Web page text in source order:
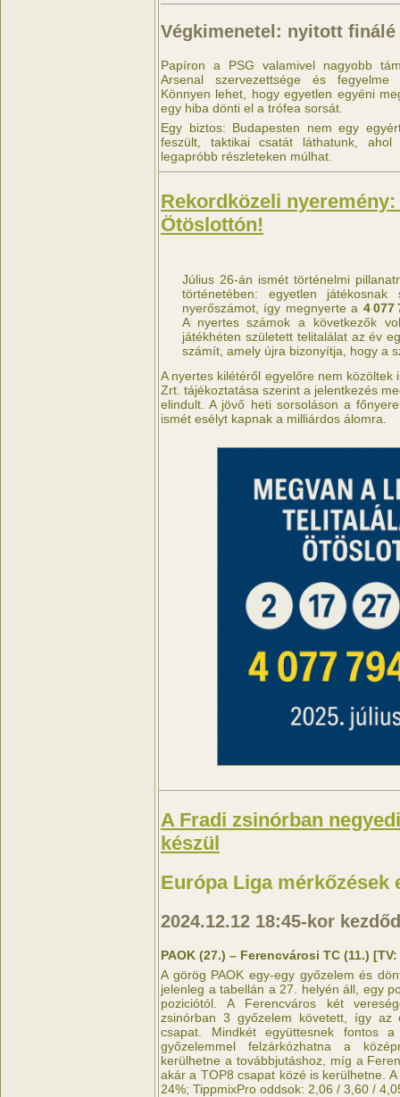
Végkimenetel: nyitott finálé
Papíron a PSG valamivel nagyobb
Arsenal szervezettsége és fegyelme
Könnyen lehet, hogy egyetlen egyéni
egy hiba dönti el a trófea sorsát.
Egy biztos: Budapesten nem egy
feszült, taktikai csatát láthatunk,
legapróbb részleteken múlhat.
Rekordközeli
Ötöslottón!
Július 26-án ismét történelmi
történetében: egyetlen
nyerőszámot, így megnyerte a 4 077
A nyertes számok a következők
játékhéten született telitalálat az év
számít, amely újra bizonyítja, hogy a
A nyertes kilétéről egyelőre nem
Zrt. tájékoztatása szerint a jelentkezés
elindult. A jövő heti sorsoláson a
ismét esélyt kapnak a milliárdos álomra.
A Fradi zsinórban
készül
Európa Liga mérkőzések
2024.12.12 18:45-kor
PAOK (27.) – Ferencvárosi TC (11.)
A görög PAOK egy-egy győzelem és
jelenleg a tabellán a 27. helyén áll, egy
poziciótól. A Ferencváros két
zsinórban 3 győzelem követett, így
csapat. Mindkét együttesnek fontos
győzelemmel felzárkózhatna a
kerülhetne a továbbjutáshoz, míg a
akár a TOP8 csapat közé is kerülhetne.
24%; TippmixPro oddsok: 2,06 / 3,60 /